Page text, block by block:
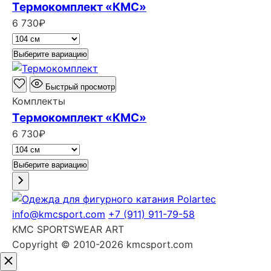
Термокомплект «КМС»
6 730₽
Выберите вариацию
Быстрый просмотр
Комплекты
Термокомплект «КМС»
6 730₽
Выберите вариацию
info@kmcsport.com +7 (911) 911-79-58
KMC SPORTSWEAR ART
Copyright © 2010-2026 kmcsport.com